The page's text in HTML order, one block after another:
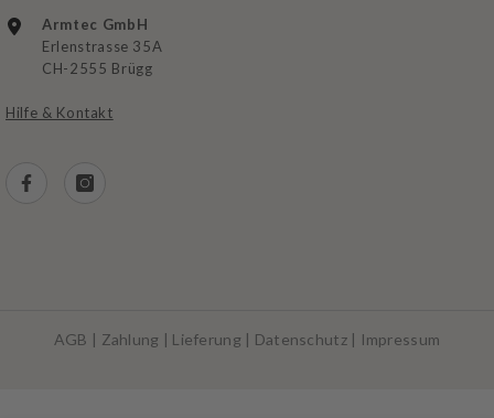
Armtec GmbH
Erlenstrasse 35A
CH-2555 Brügg
Hilfe & Kontakt
AGB | Zahlung | Lieferung | Datenschutz| Impressum